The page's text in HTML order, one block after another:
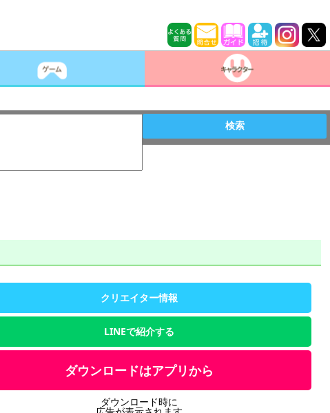
検索
クリエイター情報
LINEで紹介する
ダウンロードはアプリから
ダウンロード時に